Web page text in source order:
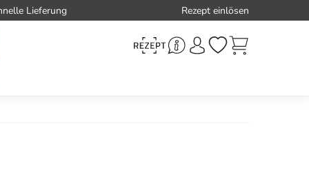
Lieferung Rezept einlösen